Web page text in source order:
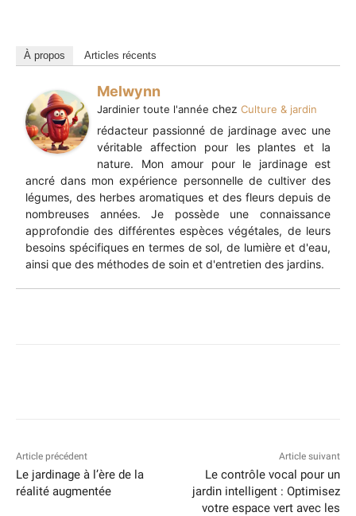
À propos Articles récents
Melwynn
Jardinier toute l'année chez Culture & jardin
rédacteur passionné de jardinage avec une
véritable affection pour les plantes et la
nature. Mon amour pour le jardinage est
ancré dans mon expérience personnelle de cultiver des
légumes, des herbes aromatiques et des fleurs depuis de
nombreuses années. Je possède une connaissance
approfondie des différentes espèces végétales, de leurs
besoins spécifiques en termes de sol, de lumière et d'eau,
ainsi que des méthodes de soin et d'entretien des jardins.
Article précédent
Le jardinage à l’ère de la
réalité augmentée
Article suivant
Le contrôle vocal pour un
jardin intelligent : Optimisez
votre espace vert avec les